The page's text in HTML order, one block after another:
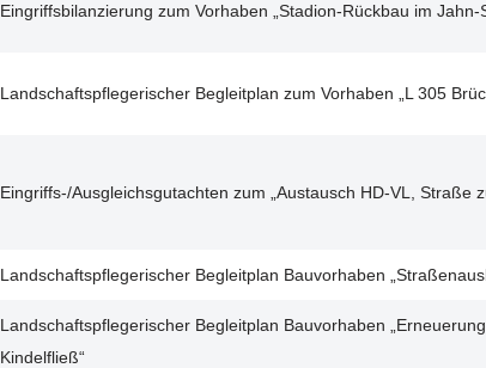
Eingriffsbilanzierung zum Vorhaben „Stadion-Rückbau im
Landschaftspflegerischer Begleitplan zum Vorhaben „L 305
Eingriffs-/Ausgleichsgutachten zum „Austausch HD-VL, Straße
Landschaftspflegerischer Begleitplan Bauvorhaben
Landschaftspflegerischer Begleitplan Bauvorhaben
Kindelfließ“